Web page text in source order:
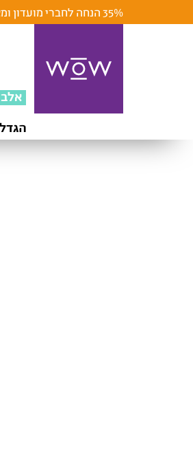
35% הנחה לחברי מועדון ומצטרפים חדשים |